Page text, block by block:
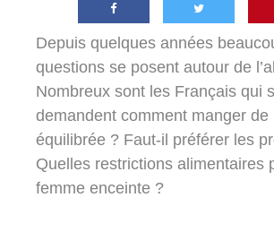
Depuis quelques années
questions se posent autour de
Nombreux sont les Français qui
demandent comment manger de
équilibrée ? Faut-il préférer les
Quelles restrictions alimentaires
femme enceinte ?